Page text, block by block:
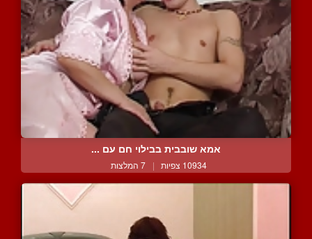
אמא שובבית בבילוי חם עם ...
10934 צפיות | 7 המלצות